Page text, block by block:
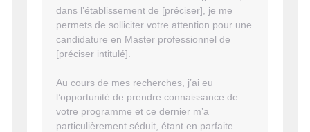
dans l’établissement de [préciser], je me
permets de solliciter votre attention pour une
candidature en Master professionnel de
[préciser intitulé].
Au cours de mes recherches, j’ai eu
l’opportunité de prendre connaissance de
votre programme et ce dernier m’a
particulièrement séduit, étant en parfaite